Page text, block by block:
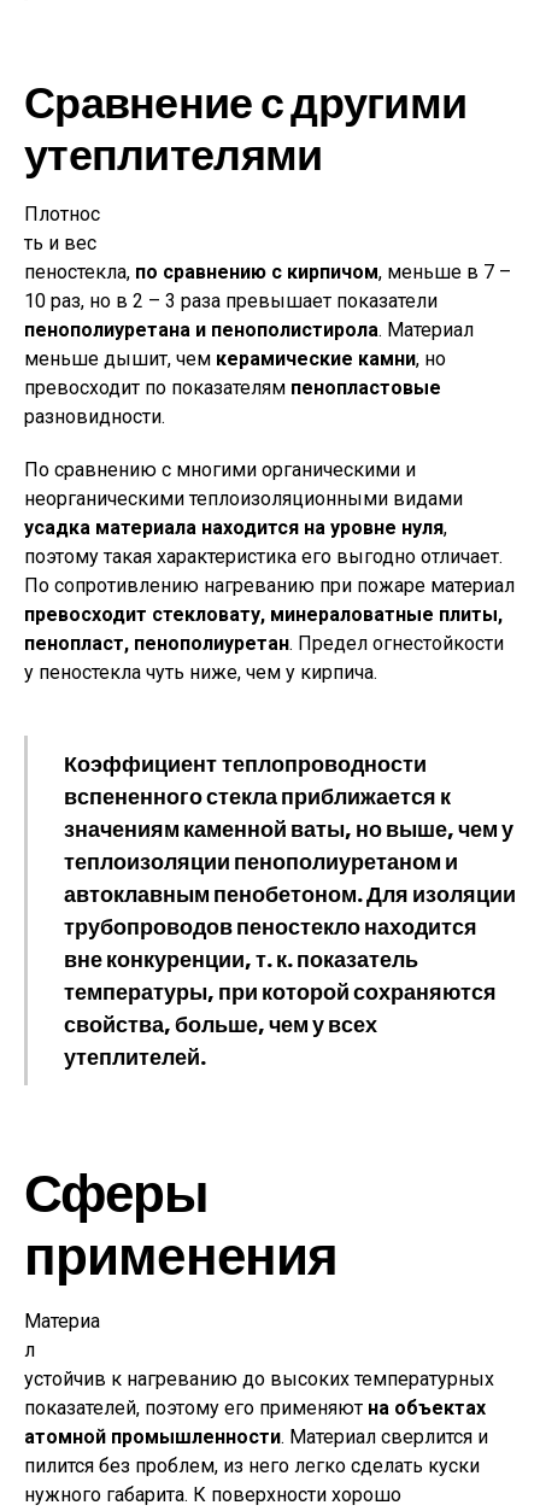
Сравнение с другими
утеплителями
Плотнос
ть и вес
пеностекла, по сравнению с кирпичом, меньше в 7 –
10 раз, но в 2 – 3 раза превышает показатели
пенополиуретана и пенополистирола. Материал
меньше дышит, чем керамические камни, но
превосходит по показателям пенопластовые
разновидности.
По сравнению с многими органическими и
неорганическими теплоизоляционными видами
усадка материала находится на уровне нуля,
поэтому такая характеристика его выгодно отличает.
По сопротивлению нагреванию при пожаре материал
превосходит стекловату, минераловатные плиты,
пенопласт, пенополиуретан. Предел огнестойкости
у пеностекла чуть ниже, чем у кирпича.
Коэффициент теплопроводности
вспененного стекла приближается к
значениям каменной ваты, но выше, чем у
теплоизоляции пенополиуретаном и
автоклавным пенобетоном. Для изоляции
трубопроводов пеностекло находится
вне конкуренции, т. к. показатель
температуры, при которой сохраняются
свойства, больше, чем у всех
утеплителей.
Сферы
применения
Материа
л
устойчив к нагреванию до высоких температурных
показателей, поэтому его применяют на объектах
атомной промышленности. Материал сверлится и
пилится без проблем, из него легко сделать куски
нужного габарита. К поверхности хорошо